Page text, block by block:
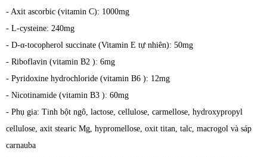
- Axit ascorbic (vitamin C): 1000mg
- L-cysteine: 240mg
- D-α-tocopherol succinate (Vitamin E tự nhiên): 50mg
- Riboflavin (vitamin B2 ): 6mg
- Pyridoxine hydrochloride (vitamin B6 ): 12mg
- Nicotinamide (vitamin B3 ): 60mg
- Phụ gia: Tinh bột ngô, lactose, cellulose, carmellose, hydroxypropyl
cellulose, axit stearic Mg, hypromellose, oxit titan, talc, macrogol và sáp
carnauba